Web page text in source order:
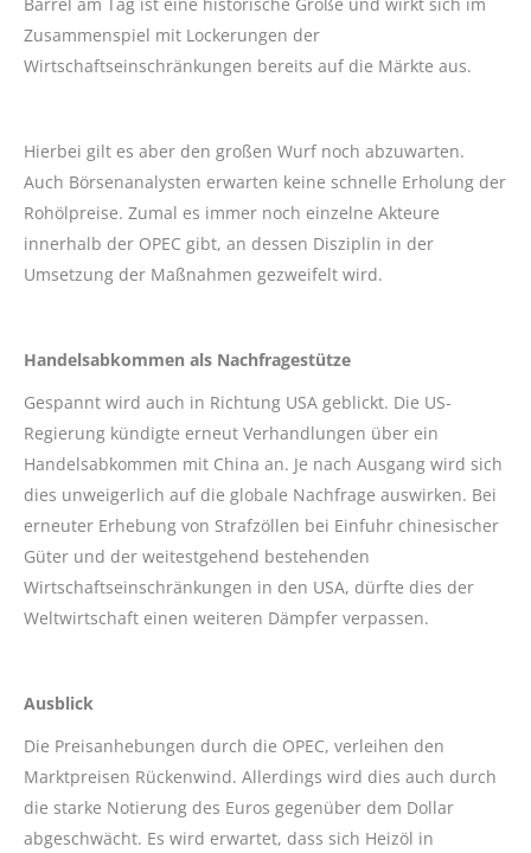
Zusammenspiel mit Lockerungen der
Wirtschaftseinschränkungen bereits auf die Märkte aus.
Hierbei gilt es aber den großen Wurf noch abzuwarten.
Auch Börsenanalysten erwarten keine schnelle Erholung der
Rohölpreise. Zumal es immer noch einzelne Akteure
innerhalb der OPEC gibt, an dessen Disziplin in der
Umsetzung der Maßnahmen gezweifelt wird.
Handelsabkommen als Nachfragestütze
Gespannt wird auch in Richtung USA geblickt. Die US-
Regierung kündigte erneut Verhandlungen über ein
Handelsabkommen mit China an. Je nach Ausgang wird sich
dies unweigerlich auf die globale Nachfrage auswirken. Bei
erneuter Erhebung von Strafzöllen bei Einfuhr chinesischer
Güter und der weitestgehend bestehenden
Wirtschaftseinschränkungen in den USA, dürfte dies der
Weltwirtschaft einen weiteren Dämpfer verpassen.
Ausblick
Die Preisanhebungen durch die OPEC, verleihen den
Marktpreisen Rückenwind. Allerdings wird dies auch durch
die starke Notierung des Euros gegenüber dem Dollar
abgeschwächt. Es wird erwartet, dass sich Heizöl in